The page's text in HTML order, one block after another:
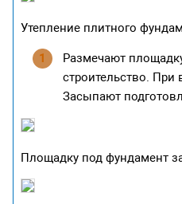
Утепление плитного
Размечают
строительство. При
Засыпают
Площадку под фундамент